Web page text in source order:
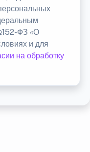
ФЗ «О
и для
на обработку